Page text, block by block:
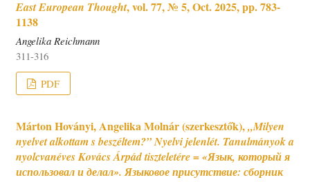
East European Thought, vol. 77, № 5, Oct. 2025, pp. 783-
1138
Angelika Reichmann
311-316
PDF
Márton Hoványi, Angelika Molnár (szerkesztők),„Milyen
nyelvet alkottam s beszéltem?” Nyelvi jelenlét. Tanulmányok a
nyolcvanéves Kovács Árpád tiszteletére = «Язык, который я
использовал и делал». Языковое присутствие: сборник